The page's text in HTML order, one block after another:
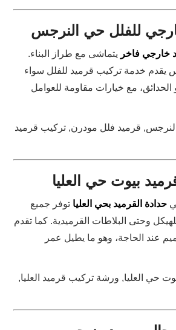
للفلل حي النرجس
خارجي فاخر يتماشى مع طراز البناء.
يقدم خدمة تركيب قرميد للفلل سواء
الحدائق، مع خيارات مقاومة للعوامل
قرميد فلل مودرن, تركيب قرميد
بيوت حي العليا
حدادة القرميد بحي العليا توفر جميع
وحتى البلاطات القرميدية. كما تقدم
عند الحاجة، وهو ما يطيل عمر
حي العليا, ورشة تركيب قرميد العليا,